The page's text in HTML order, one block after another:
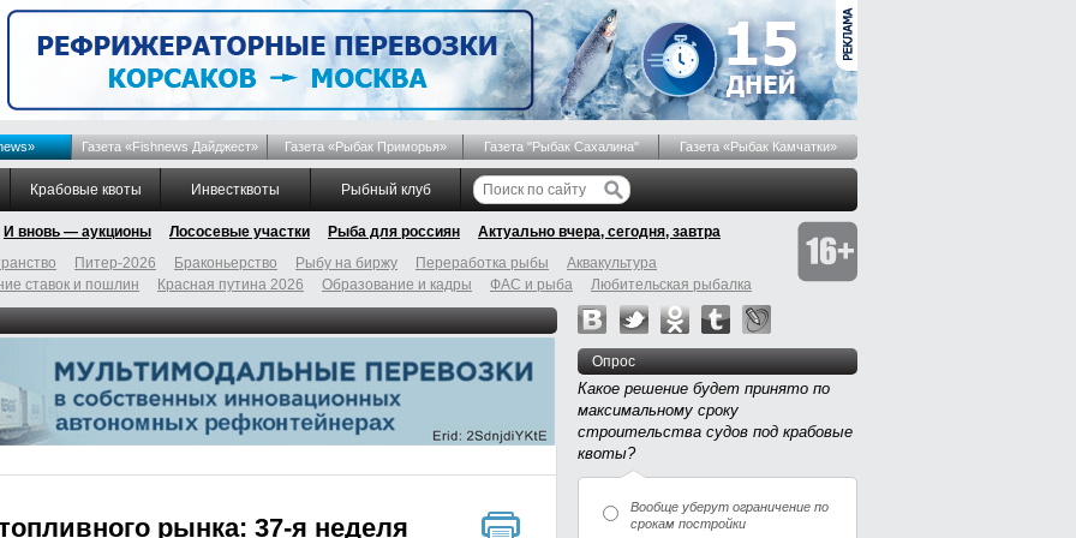
Газета «Fishnews Дайджест» Газета «Рыбак Приморья» Газета "Рыбак Сахалина" Газета «Рыбак Камчатки»
Крабовые квоты Инвестквоты Рыбный клуб
И вновь — аукционы Лососевые участки Рыба для россиян
Актуально вчера, сегодня, завтра
Питер-2026 Браконьерство Рыбу на биржу Переработка рыбы
Аквакультура
ставок и пошлин Красная путина 2026 Образование и кадры ФАС и рыба Любительская рыбалка
рынка: 37-я неделя
Опрос
Какое решение будет принято по
максимальному сроку
строительства судов под крабовые
квоты?
Вообще уберут ограничение по
срокам постройки